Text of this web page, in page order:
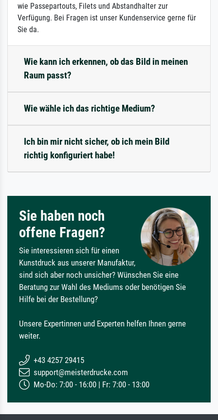
wie Passepartouts, Filets und Abstandhalter zur
Verfügung. Bei Fragen ist unser Kundenservice gerne für
Sie da.
Wie kann ich erkennen, ob das Bild in meinen
Raum passt?
Wie wähle ich das richtige Medium?
Ich bin mir nicht sicher, ob ich mein Bild
richtig konfiguriert habe!
Sie haben noch
offene Fragen?
Sie interessieren sich für einen
Kunstdruck aus unserer Manufaktur,
sind sich aber noch unsicher? Wünschen Sie eine
Beratung zur Wahl des Mediums oder benötigen Sie
Hilfe bei der Bestellung?
Unsere Expertinnen und Experten helfen Ihnen gerne
weiter.
+43 4257 29415
support@meisterdrucke.com
Mo-Do: 7:00 - 16:00 | Fr: 7:00 - 13:00